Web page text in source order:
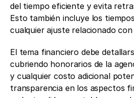
del tiempo eficiente y evita
Esto también incluye los
cualquier ajuste relacionado
El tema financiero debe
cubriendo honorarios de la
y cualquier costo adicional
transparencia en los aspectos